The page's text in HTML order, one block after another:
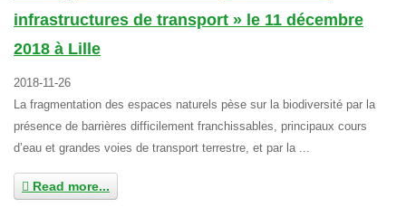
infrastructures de transport » le 11 décembre
2018 à Lille
2018-11-26
La fragmentation des espaces naturels pèse sur la biodiversité par la
présence de barrières difficilement franchissables, principaux cours
d’eau et grandes voies de transport terrestre, et par la ...
Read more...